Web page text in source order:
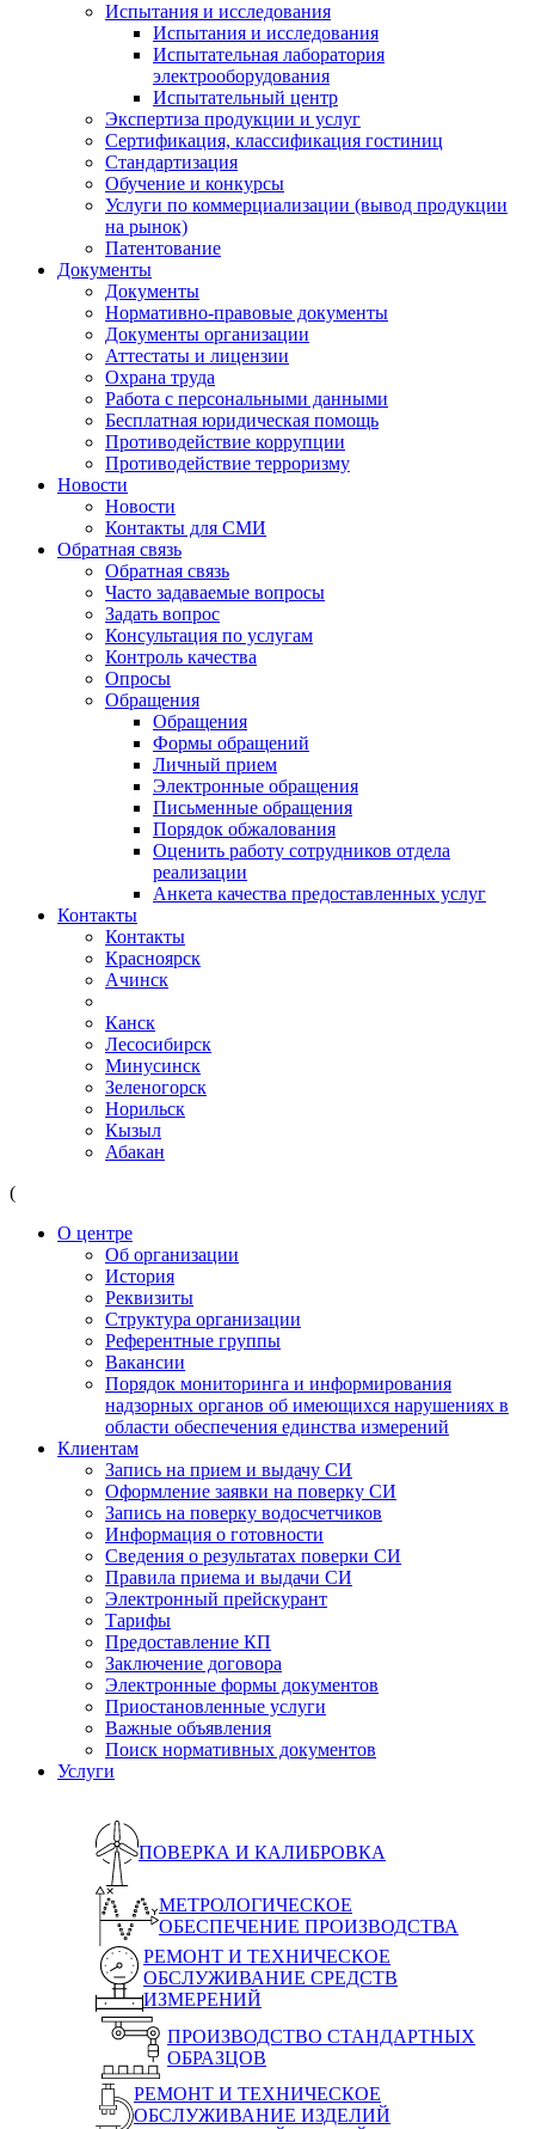
Испытания и исследования
Испытания и исследования
Испытательная лаборатория
электрооборудования
Испытательный центр
Экспертиза продукции и услуг
Сертификация, классификация гостиниц
Стандартизация
Обучение и конкурсы
Услуги по коммерциализации (вывод продукции
на рынок)
Патентование
Документы
Документы
Нормативно-правовые документы
Документы организации
Аттестаты и лицензии
Охрана труда
Работа с персональными данными
Бесплатная юридическая помощь
Противодействие коррупции
Противодействие терроризму
Новости
Новости
Контакты для СМИ
Обратная связь
Обратная связь
Часто задаваемые вопросы
Задать вопрос
Консультация по услугам
Контроль качества
Опросы
Обращения
Обращения
Формы обращений
Личный прием
Электронные обращения
Письменные обращения
Порядок обжалования
Оценить работу сотрудников отдела
реализации
Анкета качества предоставленных услуг
Контакты
Контакты
Красноярск
Ачинск
Канск
Лесосибирск
Минусинск
Зеленогорск
Норильск
Кызыл
Абакан
(
О центре
Об организации
История
Реквизиты
Структура организации
Референтные группы
Вакансии
Порядок мониторинга и информирования
надзорных органов об имеющихся нарушениях в
области обеспечения единства измерений
Клиентам
Запись на прием и выдачу СИ
Оформление заявки на поверку СИ
Запись на поверку водосчетчиков
Информация о готовности
Сведения о результатах поверки СИ
Правила приема и выдачи СИ
Электронный прейскурант
Тарифы
Предоставление КП
Заключение договора
Электронные формы документов
Приостановленные услуги
Важные объявления
Поиск нормативных документов
Услуги
ПОВЕРКА И КАЛИБРОВКА
МЕТРОЛОГИЧЕСКОЕ
ОБЕСПЕЧЕНИЕ ПРОИЗВОДСТВА
РЕМОНТ И ТЕХНИЧЕСКОЕ
ОБСЛУЖИВАНИЕ СРЕДСТВ
ИЗМЕРЕНИЙ
ПРОИЗВОДСТВО СТАНДАРТНЫХ
ОБРАЗЦОВ
РЕМОНТ И ТЕХНИЧЕСКОЕ
ОБСЛУЖИВАНИЕ ИЗДЕЛИЙ